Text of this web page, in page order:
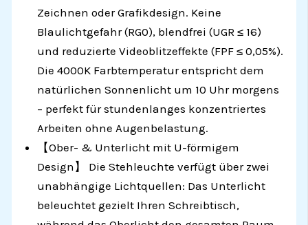
Zeichnen oder Grafikdesign. Keine
Blaulichtgefahr (RG0), blendfrei (UGR ≤ 16)
und reduzierte Videoblitzeffekte (FPF ≤ 0,05%).
Die 4000K Farbtemperatur entspricht dem
natürlichen Sonnenlicht um 10 Uhr morgens
– perfekt für stundenlanges konzentriertes
Arbeiten ohne Augenbelastung.
【Ober- & Unterlicht mit U-förmigem
Design】 Die Stehleuchte verfügt über zwei
unabhängige Lichtquellen: Das Unterlicht
beleuchtet gezielt Ihren Schreibtisch,